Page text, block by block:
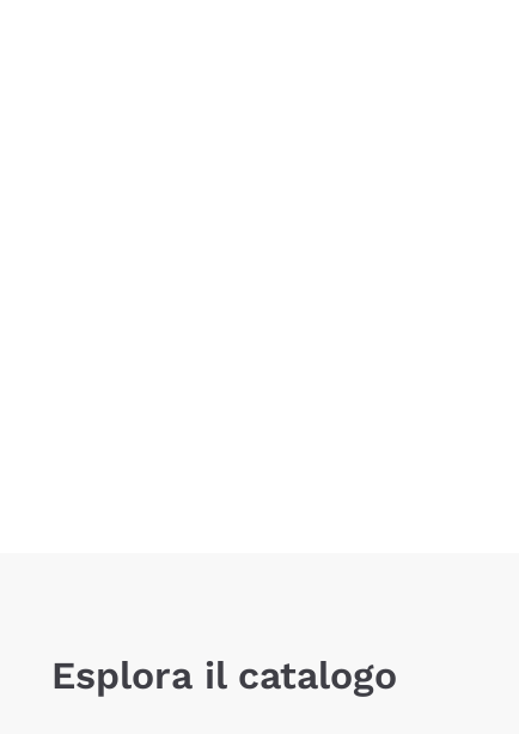
Esplora il catalogo